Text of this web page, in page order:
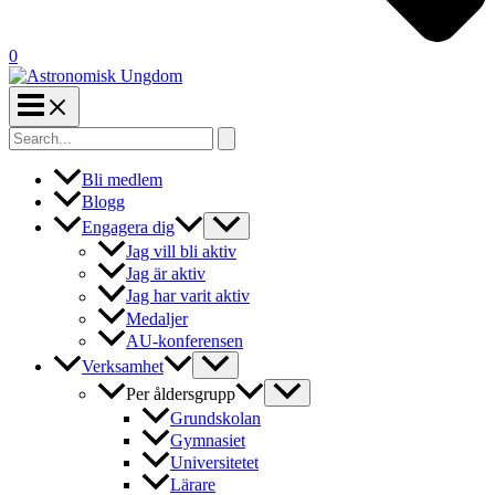
0
Search
for:
Bli medlem
Blogg
Engagera dig
Jag vill bli aktiv
Jag är aktiv
Jag har varit aktiv
Medaljer
AU-konferensen
Verksamhet
Per åldersgrupp
Grundskolan
Gymnasiet
Universitetet
Lärare